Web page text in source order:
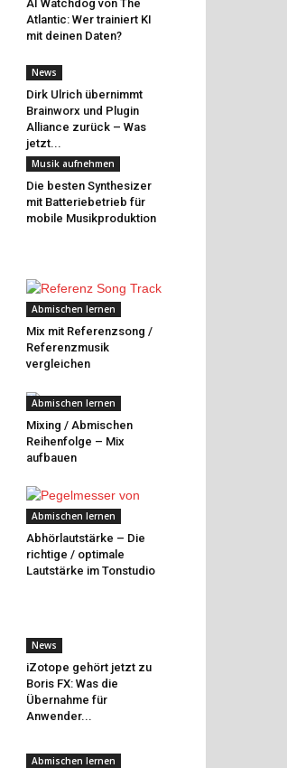
AI Watchdog von The
Atlantic: Wer trainiert KI
mit deinen Daten?
News
Dirk Ulrich übernimmt
Brainworx und Plugin
Alliance zurück – Was
jetzt...
Musik aufnehmen
Die besten Synthesizer
mit Batteriebetrieb für
mobile Musikproduktion
Abmischen lernen
Mix mit Referenzsong /
Referenzmusik
vergleichen
Abmischen lernen
Mixing / Abmischen
Reihenfolge – Mix
aufbauen
Abmischen lernen
Abhörlautstärke – Die
richtige / optimale
Lautstärke im Tonstudio
News
iZotope gehört jetzt zu
Boris FX: Was die
Übernahme für
Anwender...
Abmischen lernen